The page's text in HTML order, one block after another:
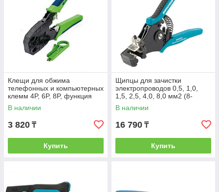
Клещи для обжима
телефонных и компьютерных
клемм 4P, 6P, 8P, функция
обрезания проводов Сибртех
В наличии
3 820 ₸
Купить
Щипцы для зачистки
электропроводов 0,5, 1,0,
1,5, 2,5, 4,0, 8,0 мм2 (8-
22AWG), лезвие SK5// Gross
В наличии
16 790 ₸
Купить